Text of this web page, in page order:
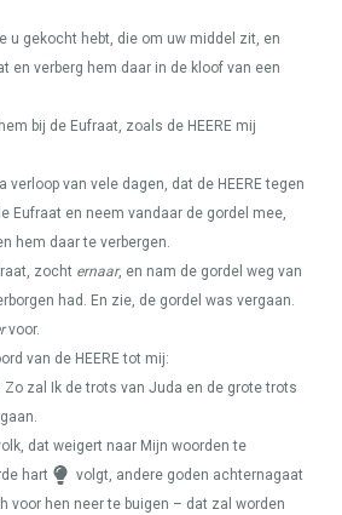
u gekocht hebt, die om uw middel zit, en
en verberg hem daar in de kloof van een
bij de Eufraat, zoals de HEERE mij
verloop van vele dagen, dat de HEEREtegen
Eufraat en neem vandaar de gordel mee,
hem daar te verbergen.
zocht ernaar, en nam de gordel weg van
had. En zie, de gordel was vergaan.
voor.
van de HEEREtot mij:
: Zo zal Ik de trots van Juda en de grote trots
dat weigert naar Mijn woorden te
hart
volgt, andere goden achternagaat
voor hen neer te buigen – dat zal worden